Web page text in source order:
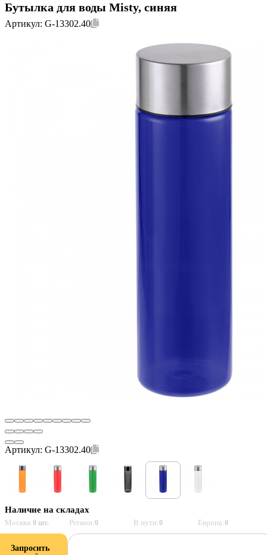
Бутылка для воды Misty, синяя
Артикул: G-13302.40
Артикул: G-13302.40
Наличие на складах
Москва:0 шт. Регион:0 В пути:0 Европа:0
Запросить